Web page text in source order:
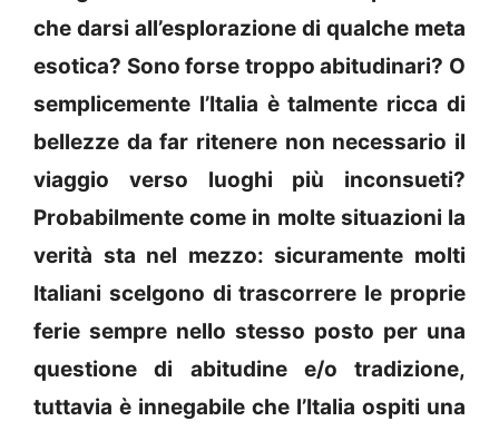
che darsi all’esplorazione di qualche meta
esotica? Sono forse troppo abitudinari? O
semplicemente l’Italia è talmente ricca di
bellezze da far ritenere non necessario il
viaggio verso luoghi più inconsueti?
Probabilmente come in molte situazioni la
verità sta nel mezzo: sicuramente molti
Italiani scelgono di trascorrere le proprie
ferie sempre nello stesso posto per una
questione di abitudine e/o tradizione,
tuttavia è innegabile che l’Italia ospiti una